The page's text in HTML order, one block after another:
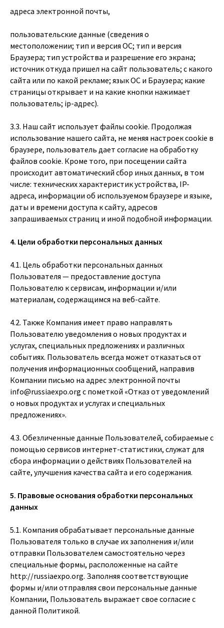
адреса электронной почты,
пользовательские данные (сведения о
местоположении; тип и версия ОС; тип и версия
Браузера; тип устройства и разрешение его экрана;
источник откуда пришел на сайт пользователь; с какого
сайта или по какой рекламе; язык ОС и Браузера; какие
страницы открывает и на какие кнопки нажимает
пользователь; ip-адрес).
3.3. Наш сайт использует файлы cookie. Продолжая
использование нашего сайта, не меняя настроек cookie в
браузере, пользователь дает согласие на обработку
файлов cookie. Кроме того, при посещении сайта
происходит автоматический сбор иных данных, в том
числе: технических характеристик устройства, IP-
адреса, информации об используемом браузере и языке,
даты и времени доступа к сайту, адресов
запрашиваемых страниц и иной подобной информации.
4. Цели обработки персональных данных
4.1. Цель обработки персональных данных
Пользователя — предоставление доступа
Пользователю к сервисам, информации и/или
материалам, содержащимся на веб-сайте.
4.2. Также Компания имеет право направлять
Пользователю уведомления о новых продуктах и
услугах, специальных предложениях и различных
событиях. Пользователь всегда может отказаться от
получения информационных сообщений, направив
Компании письмо на адрес электронной почты
info@russiaexpo.org с пометкой «Отказ от уведомлений
о новых продуктах и услугах и специальных
предложениях».
4.3. Обезличенные данные Пользователей, собираемые с
помощью сервисов интернет-статистики, служат для
сбора информации о действиях Пользователей на
сайте, улучшения качества сайта и его содержания.
5. Правовые основания обработки персональных
данных
5.1. Компания обрабатывает персональные данные
Пользователя только в случае их заполнения и/или
отправки Пользователем самостоятельно через
специальные формы, расположенные на сайте
http://russiaexpo.org. Заполняя соответствующие
формы и/или отправляя свои персональные данные
Компании, Пользователь выражает свое согласие с
данной Политикой.